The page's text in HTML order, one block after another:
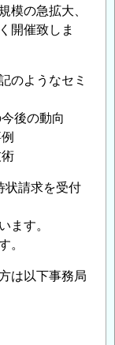
模の急拡大、
開催致しま
のようなセミ
後の動向
状請求を受付
ます。
。
は以下事務局